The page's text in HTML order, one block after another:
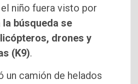
niño fuera visto por
la búsqueda se
drones y
(K9).
un camión de helados